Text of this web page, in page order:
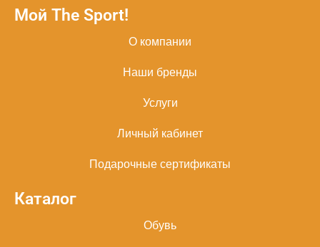
Мой The Sport!
О компании
Наши бренды
Услуги
Личный кабинет
Подарочные сертификаты
Каталог
Обувь